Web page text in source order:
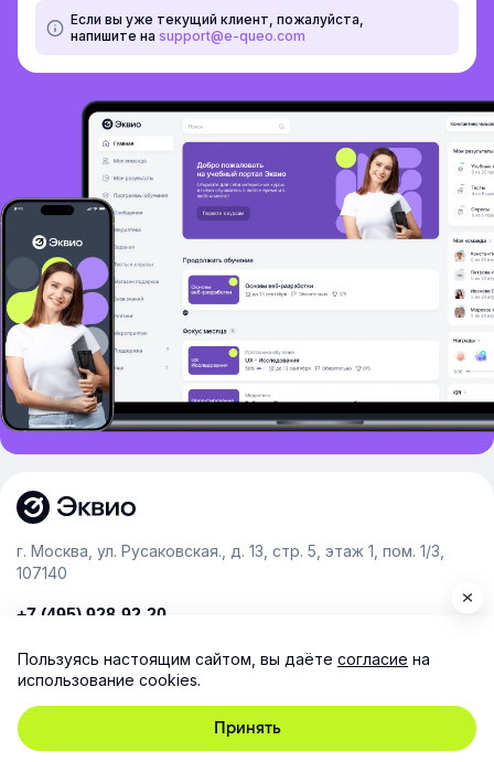
Если вы уже текущий клиент, пожалуйста,
напишите на support@e-queo.com
г. Москва, ул. Русаковская., д. 13, стр. 5, этаж 1, пом. 1/3,
107140
+7 (495) 928-92-20
Расскажем о платформе и предоставим бесплатный
демо-доступ
Пользуясь настоящим сайтом, вы даёте согласие на
использование cookies.
Принять